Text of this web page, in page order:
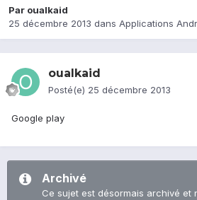
Par oualkaid
25 décembre 2013 dans Applications
oualkaid
Posté(e) 25 décembre 2013
Google play
Archivé
Ce sujet est désormais archivé et